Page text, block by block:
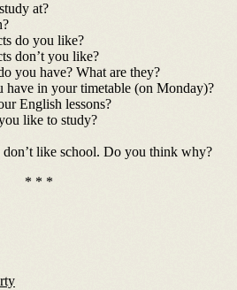
at?
do you like?
don’t you like?
you have? What are they?
have in your timetable (on Monday)?
English lessons?
like to study?
don’t like school. Do you think why?
* * *